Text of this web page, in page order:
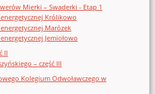
Mierki – Swaderki - Etap 1
Królikowo
Marózek
Jemiołowo
II
– część III
Kolegium Odwoławczego w